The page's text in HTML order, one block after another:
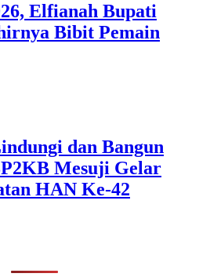
Elfianah Bupati
Bibit Pemain
dan Bangun
Mesuji Gelar
HAN Ke-42